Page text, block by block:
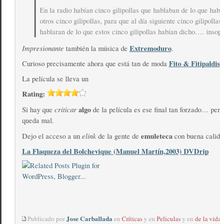
En la radio habían cinco gilipollas que hablaban de lo que
otros cinco gilipollas, para que al día siguiente cinco
hablaran de lo que estos cinco gilipollas habían dicho….
Impresionante también la música de Extremoduro.
Curioso precisamente ahora que está tan de moda Fito & Fitipaldis
La película se lleva un
Rating:
Si hay que criticar algo de la película es ese final tan forzado…
queda mal.
Dejo el acceso a un elink de la gente de emuleteca con buena
La Flaqueza del Bolchevique (Manuel Martín,2003) DVDrip
Publicado porJose Carballadaen Críticasy en Peliculasy en de la